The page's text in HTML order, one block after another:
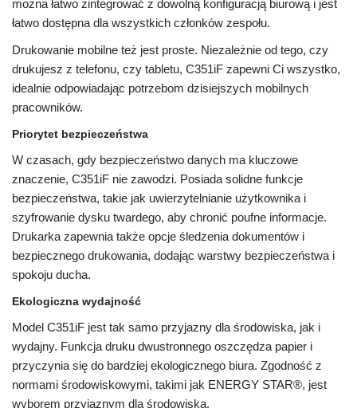
można łatwo zintegrować z dowolną konfiguracją biurową i jest
łatwo dostępna dla wszystkich członków zespołu.
Drukowanie mobilne też jest proste. Niezależnie od tego, czy
drukujesz z telefonu, czy tabletu, C351iF zapewni Ci wszystko,
idealnie odpowiadając potrzebom dzisiejszych mobilnych
pracowników.
Priorytet bezpieczeństwa
W czasach, gdy bezpieczeństwo danych ma kluczowe
znaczenie, C351iF nie zawodzi. Posiada solidne funkcje
bezpieczeństwa, takie jak uwierzytelnianie użytkownika i
szyfrowanie dysku twardego, aby chronić poufne informacje.
Drukarka zapewnia także opcje śledzenia dokumentów i
bezpiecznego drukowania, dodając warstwy bezpieczeństwa i
spokoju ducha.
Ekologiczna wydajność
Model C351iF jest tak samo przyjazny dla środowiska, jak i
wydajny. Funkcja druku dwustronnego oszczędza papier i
przyczynia się do bardziej ekologicznego biura. Zgodność z
normami środowiskowymi, takimi jak ENERGY STAR®, jest
wyborem przyjaznym dla środowiska.